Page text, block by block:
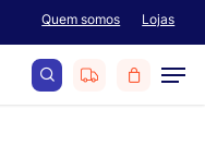
Lojas
Quem somos
Menu